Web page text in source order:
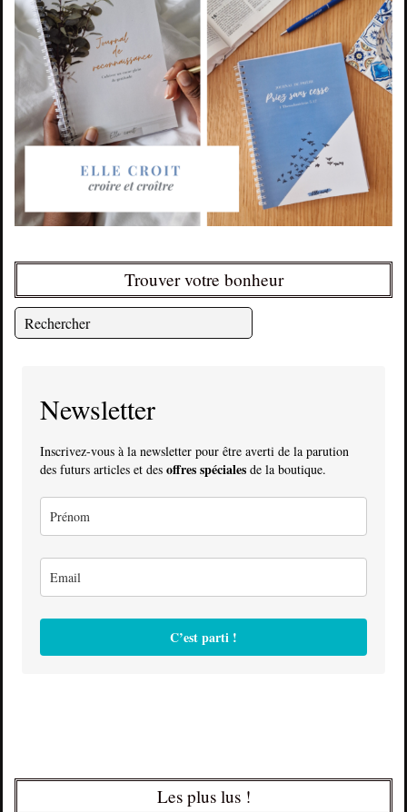
Trouver votre bonheur
Newsletter
Inscrivez-vous à la newsletter pour être averti de la parution
des futurs articles et des offres spéciales de la boutique.
C’est parti !
Les plus lus !